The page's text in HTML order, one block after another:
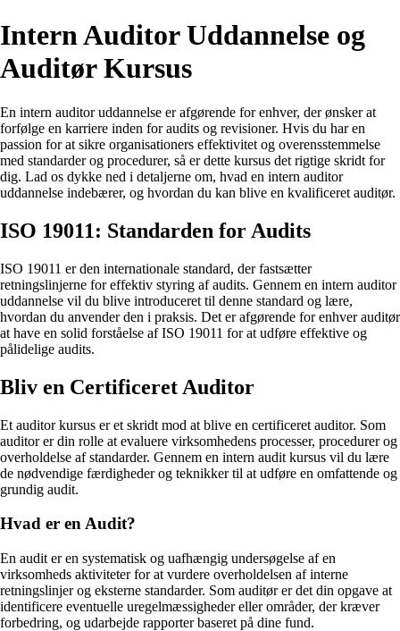
Intern Auditor Uddannelse og
Auditør Kursus
En intern auditor uddannelse er afgørende for enhver, der ønsker at
forfølge en karriere inden for audits og revisioner. Hvis du har en
passion for at sikre organisationers effektivitet og overensstemmelse
med standarder og procedurer, så er dette kursus det rigtige skridt for
dig. Lad os dykke ned i detaljerne om, hvad en intern auditor
uddannelse indebærer, og hvordan du kan blive en kvalificeret auditør.
ISO 19011: Standarden for Audits
ISO 19011 er den internationale standard, der fastsætter
retningslinjerne for effektiv styring af audits. Gennem en intern auditor
uddannelse vil du blive introduceret til denne standard og lære,
hvordan du anvender den i praksis. Det er afgørende for enhver auditør
at have en solid forståelse af ISO 19011 for at udføre effektive og
pålidelige audits.
Bliv en Certificeret Auditor
Et auditor kursus er et skridt mod at blive en certificeret auditor. Som
auditor er din rolle at evaluere virksomhedens processer, procedurer og
overholdelse af standarder. Gennem en intern audit kursus vil du lære
de nødvendige færdigheder og teknikker til at udføre en omfattende og
grundig audit.
Hvad er en Audit?
En audit er en systematisk og uafhængig undersøgelse af en
virksomheds aktiviteter for at vurdere overholdelsen af interne
retningslinjer og eksterne standarder. Som auditør er det din opgave at
identificere eventuelle uregelmæssigheder eller områder, der kræver
forbedring, og udarbejde rapporter baseret på dine fund.